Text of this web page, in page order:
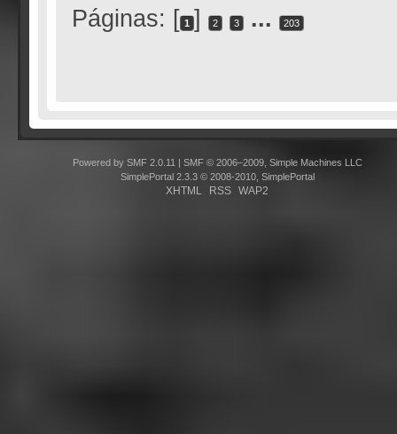
Páginas: [ 1 ] 2 3 ... 203
Powered by SMF 2.0.11
SMF © 2006–2009, Simple Machines LLC
SimplePortal 2.3.3 © 2008-2010, SimplePortal
XHTML RSS WAP2